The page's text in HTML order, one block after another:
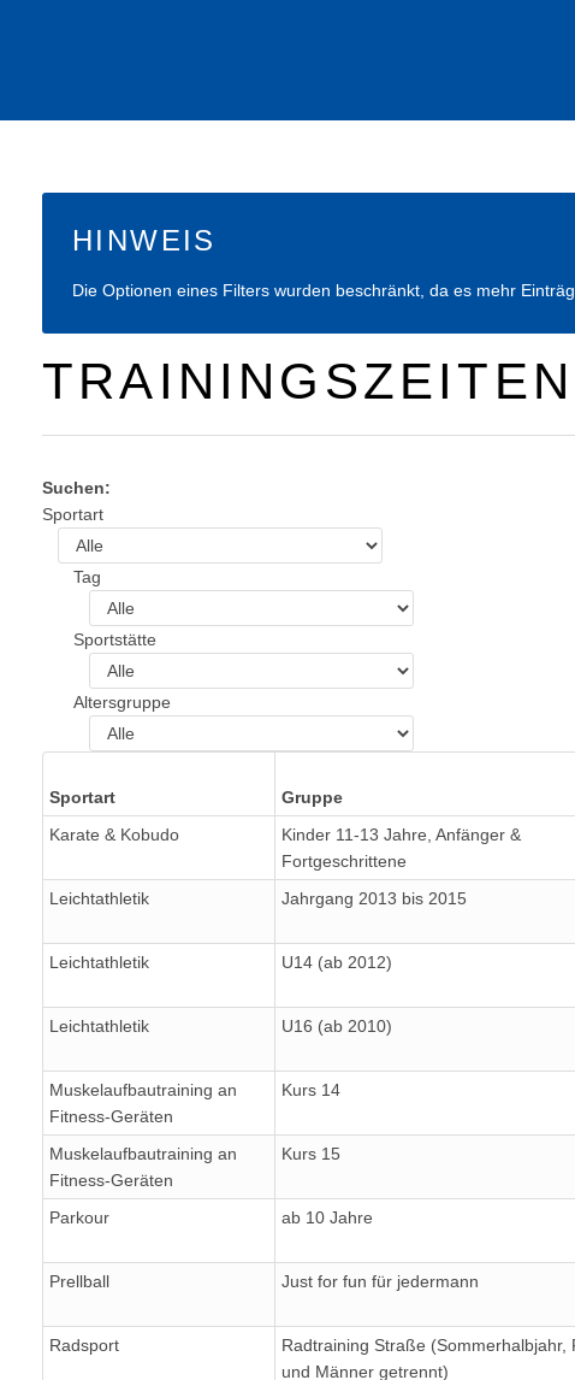
HINWEIS
Die Optionen eines Filters wurden beschränkt, da es mehr
TRAININGSZEITEN
Suchen:
Sportart
Tag
Sportstätte
Altersgruppe
Sportart Gruppe
Karate & Kobudo
Kinder 11-13 Jahre, Anfänger &
Fortgeschrittene
Leichtathletik Jahrgang 2013 bis 2015
Leichtathletik
U14 (ab 2012)
Leichtathletik
U16 (ab 2010)
Muskelaufbautraining an
Fitness-Geräten
Kurs 14
Muskelaufbautraining an
Fitness-Geräten
Kurs 15
Parkour
ab 10 Jahre
Prellball Just for fun für jedermann
Radsport
Radtraining Straße (Sommerhalbjahr,
und Männer getrennt)